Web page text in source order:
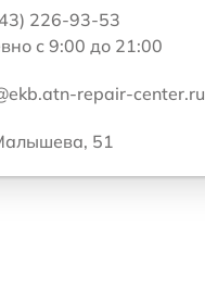
226-93-53
с 9:00 до 21:00
repair-center.ru
51